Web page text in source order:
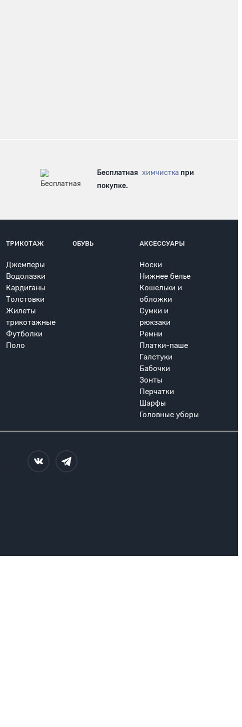
Бесплатная химчистка при
покупке.
ТРИКОТАЖ
Джемперы
Водолазки
Кардиганы
Толстовки
Жилеты
трикотажные
Футболки
Поло
ОБУВЬ АКСЕССУАРЫ
Носки
Нижнее белье
Кошельки и
обложки
Сумки и
рюкзаки
Ремни
Платки-паше
Галстуки
Бабочки
Зонты
Перчатки
Шарфы
Головные уборы